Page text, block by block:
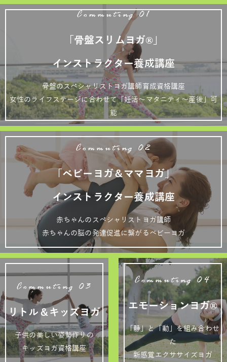
Commuting 01
「骨盤スリムヨガ®」
インストラクター養成講座
骨盤のスペシャリストヨガ講師育成資格講座
女性のライフステージに合わせて「妊活～マタニティ～産後」可
能
Commuting 02
「ベビーヨガ＆ママヨガ」
インストラクター養成講座
赤ちゃんのスペシャリストヨガ講師
赤ちゃんの脳の発達促進に繋がるベビーヨガ
Commuting 03
リトル＆キッズヨガ
子供の美しい姿勢作りの
キッズヨガ資格講座
Commuting 04
エモーションヨガ®
「静」と「動」を組み合わせ
た
新感覚エクササイズヨガ